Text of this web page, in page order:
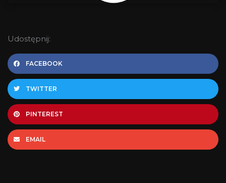
Udostępnij:
FACEBOOK
TWITTER
PINTEREST
EMAIL